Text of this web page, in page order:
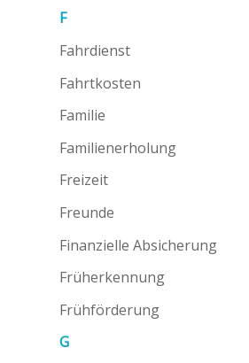
F
Fahrdienst
Fahrtkosten
Familie
Familienerholung
Freizeit
Freunde
Finanzielle Absicherung
Früherkennung
Frühförderung
G